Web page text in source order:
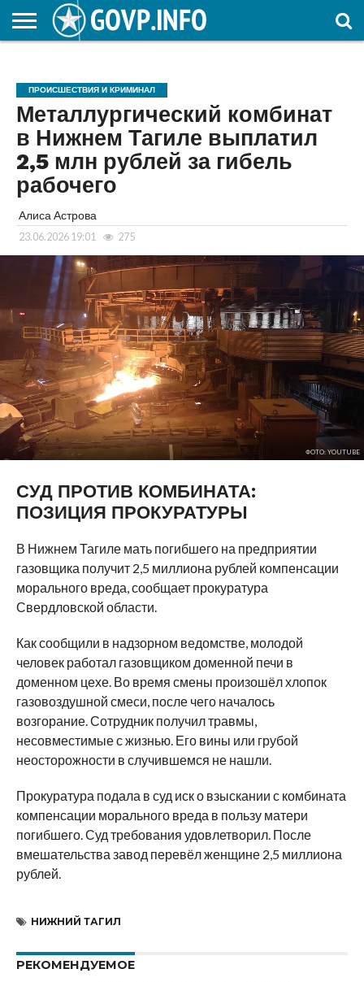
ОБРАЗОВАНИЕ
ПРОИСШЕСТВИЯ И КРИМИНАЛ
Металлургический комбинат
в Нижнем Тагиле выплатил
2,5 млн рублей за гибель
рабочего
Алиса Астрова
23.06.2026 19:01 275
ФОТО: YOUTUBE
СУД ПРОТИВ КОМБИНАТА:
ПОЗИЦИЯ ПРОКУРАТУРЫ
В Нижнем Тагиле мать погибшего на предприятии
газовщика получит 2,5 миллиона рублей компенсации
морального вреда, сообщает прокуратура
Свердловской области.
Как сообщили в надзорном ведомстве, молодой
человек работал газовщиком доменной печи в
доменном цехе. Во время смены произошёл хлопок
газовоздушной смеси, после чего началось
возгорание. Сотрудник получил травмы,
несовместимые с жизнью. Его вины или грубой
неосторожности в случившемся не нашли.
Прокуратура подала в суд иск о взыскании с комбината
компенсации морального вреда в пользу матери
погибшего. Суд требования удовлетворил. После
вмешательства завод перевёл женщине 2,5 миллиона
рублей.
НИЖНИЙ ТАГИЛ
РЕКОМЕНДУЕМОЕ